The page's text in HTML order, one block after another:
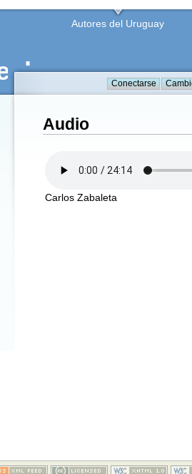
Autores del Uruguay
Audio
Carlos Zabaleta